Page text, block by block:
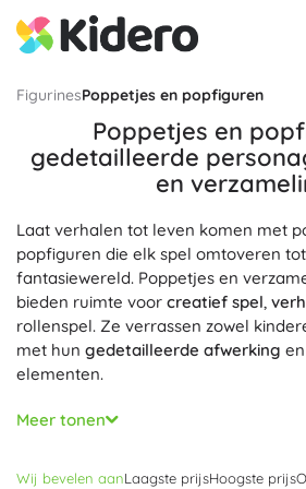
FigurinesPoppetjes en popfiguren
Poppetjes en
gedetailleerde
en
Laat verhalen tot leven komen met
popfiguren die elk spel omtoveren
fantasiewereld. Poppetjes en
bieden ruimte voor creatief spel,
rollenspel. Ze verrassen zowel
met hun gedetailleerde afwerking
elementen.
Poppetjes worden gemaakt met
voor eenvoudig poseren, hebben
schoenen, handtassen, diertjes).
Meer tonen
Wij bevelen aanLaagste prijsHoogste prijs